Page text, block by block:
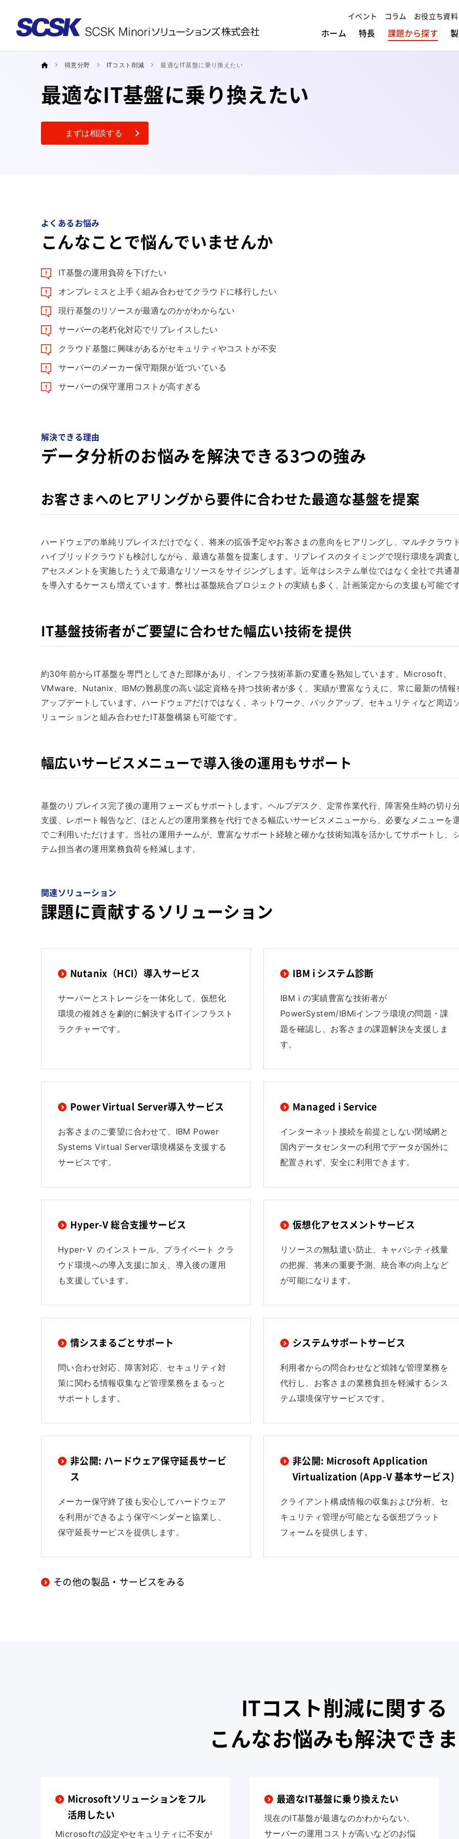
イベント コラム お役立ち資料
ホーム 特長 課題から探す
得意分野 ITコスト削減 最適なIT基盤に乗り換えたい
最適なIT基盤に乗り換えたい
まずは相談する
よくあるお悩み
こんなことで悩んでいませんか
IT基盤の運用負荷を下げたい
オンプレミスと上手く組み合わせてクラウドに移行したい
現行基盤のリソースが最適なのかがわからない
サーバーの老朽化対応でリプレイスしたい
クラウド基盤に興味があるがセキュリティやコストが不安
サーバーのメーカー保守期限が近づいている
サーバーの保守運用コストが高すぎる
解決できる理由
データ分析のお悩みを解決できる3つの強み
お客さまへのヒアリングから要件に合わせた最適な基盤を提案
ハードウェアの単純リプレイスだけでなく、将来の拡張予定やお客さまの意向をヒアリングし、マルチクラウ
ハイブリッドクラウドも検討しながら、最適な基盤を提案します。リプレイスのタイミングで現行環境を調査し
アセスメントを実施したうえで最適なリソースをサイジングします。近年はシステム単位ではなく全社で共通
を導入するケースも増えています。弊社は基盤統合プロジェクトの実績も多く、計画策定からの支援も可能です
IT基盤技術者がご要望に合わせた幅広い技術を提供
約30年前からIT基盤を専門としてきた部隊があり、インフラ技術革新の変遷を熟知しています。Microsoft、
VMware、Nutanix、IBMの難易度の高い認定資格を持つ技術者が多く、実績が豊富なうえに、常に最新の情報
アップデートしています。ハードウェアだけではなく、ネットワーク、バックアップ、セキュリティなど周辺
リューションと組み合わせたIT基盤構築も可能です。
幅広いサービスメニューで導入後の運用もサポート
基盤のリプレイス完了後の運用フェーズもサポートします。ヘルプデスク、定常作業代行、障害発生時の切り
支援、レポート報告など、ほとんどの運用業務を代行できる幅広いサービスメニューから、必要なメニューを
でご利用いただけます。当社の運用チームが、豊富なサポート経験と確かな技術知識を活かしてサポートし、
テム担当者の運用業務負荷を軽減します。
関連ソリューション
課題に貢献するソリューション
Nutanix（HCI）導入サービス
サーバーとストレージを一体化して、仮想化
環境の複雑さを劇的に解決するITインフラスト
ラクチャーです。
IBM i システム診断
IBM i の実績豊富な技術者が
PowerSystem/IBMiインフラ環境の問題・課
題を確認し、お客さまの課題解決を支援しま
す。
Power Virtual Server導入サービス
お客さまのご要望に合わせて、IBM Power
Systems Virtual Server環境構築を支援する
サービスです。
Managed i Service
インターネット接続を前提としない閉域網と
国内データセンターの利用でデータが国外に
配置されず、安全に利用できます。
Hyper-V 総合支援サービス
Hyper-Ｖ のインストール、プライベート クラ
ウド環境への導入支援に加え、導入後の運用
も支援しています。
仮想化アセスメントサービス
リソースの無駄遣い防止、キャパシティ残量
の把握、将来の重要予測、統合率の向上など
が可能になります。
情シスまるごとサポート
問い合わせ対応、障害対応、セキュリティ対
策に関わる情報収集など管理業務をまるっと
サポートします。
システムサポートサービス
利用者からの問合わせなど煩雑な管理業務を
代行し、お客さまの業務負担を軽減するシス
テム環境保守サービスです。
非公開: ハードウェア保守延長サービ
ス
メーカー保守終了後も安心してハードウェア
を利用ができるよう保守ベンダーと協業し、
保守延長サービスを提供します。
非公開: Microsoft Application
Virtualization (App-V 基本サービス)
クライアント構成情報の収集および分析、セ
キュリティ管理が可能となる仮想プラット
フォームを提供します。
その他の製品・サービスをみる
ITコスト削減に関する
こんなお悩みも解決でき
Microsoftソリューションをフル
活用したい
Microsoftの設定やセキュリティに不安が
最適なIT基盤に乗り換えたい
現在のIT基盤が最適なのかわからない、
サーバーの運用コストが高いなどのお悩